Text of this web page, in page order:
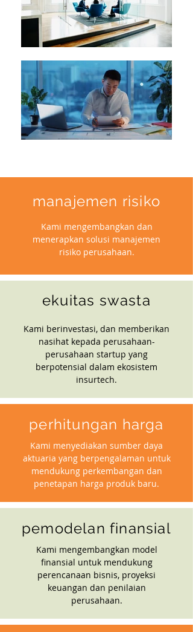
manajemen risiko
Kami mengembangkan dan
menerapkan solusi manajemen
risiko perusahaan.
ekuitas swasta
Kami berinvestasi, dan memberikan
nasihat kepada perusahaan-
perusahaan startup yang
berpotensial dalam ekosistem
insurtech.
perhitungan harga
Kami menyediakan sumber daya
aktuaria yang berpengalaman untuk
mendukung perkembangan dan
penetapan harga produk baru.
pemodelan finansial
Kami mengembangkan model
finansial untuk mendukung
perencanaan bisnis, proyeksi
keuangan dan penilaian
perusahaan.